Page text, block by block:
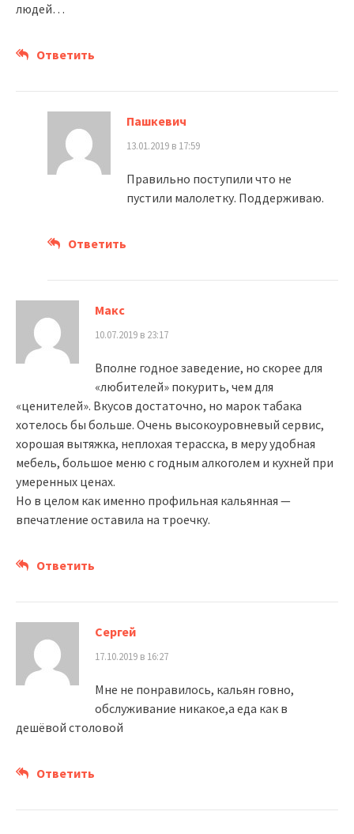
людей…
Ответить
Пашкевич
13.01.2019 в 17:59
Правильно поступили что не
пустили малолетку. Поддерживаю.
Ответить
Макс
10.07.2019 в 23:17
Вполне годное заведение, но скорее для
«любителей» покурить, чем для
«ценителей». Вкусов достаточно, но марок табака
хотелось бы больше. Очень высокоуровневый сервис,
хорошая вытяжка, неплохая терасска, в меру удобная
мебель, большое меню с годным алкоголем и кухней при
умеренных ценах.
Но в целом как именно профильная кальянная —
впечатление оставила на троечку.
Ответить
Сергей
17.10.2019 в 16:27
Мне не понравилось, кальян говно,
обслуживание никакое,а еда как в
дешёвой столовой
Ответить